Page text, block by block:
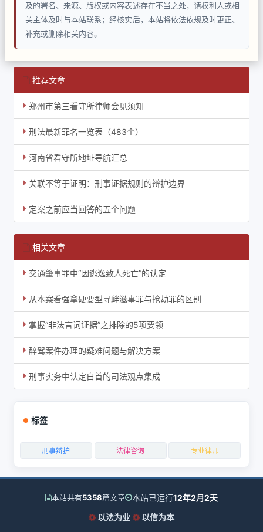
及的署名、来源、版权或内容表述存在不当之处，请权利人或相
关主体及时与本站联系；经核实后，本站将依法依规及时更正、
补充或删除相关内容。
推荐文章
郑州市第三看守所律师会见须知
刑法最新罪名一览表（483个）
河南省看守所地址导航汇总
关联不等于证明：刑事证据规则的辩护边界
定案之前应当回答的五个问题
相关文章
交通肇事罪中“因逃逸致人死亡”的认定
从本案看强拿硬要型寻衅滋事罪与抢劫罪的区别
掌握“非法言词证据”之排除的5项要领
醉驾案件办理的疑难问题与解决方案
刑事实务中认定自首的司法观点集成
标签
刑事辩护 法律咨询 专业律师
本站共有5358篇文章 本站已运行12年2月2天
以法为业
以信为本